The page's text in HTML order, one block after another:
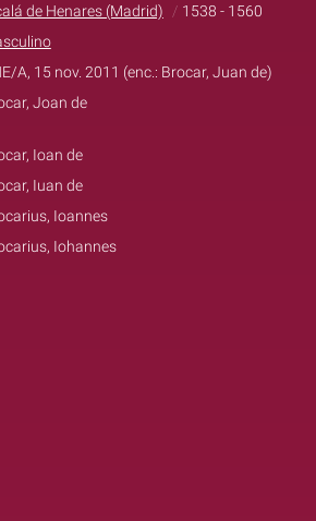
de Henares (Madrid)
1538 - 1560
A, 15 nov. 2011 (enc.: Brocar, Juan de)
Joan de
Ioan de
Iuan de
Ioannes
Iohannes